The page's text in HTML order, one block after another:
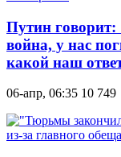
Путин говорит:
война, у нас
какой наш
06-апр, 06:35 10 749